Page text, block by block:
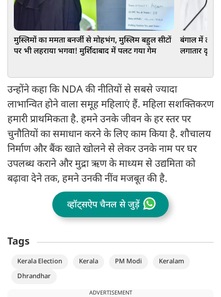
मुस्लिमों का ममता बनर्जी से मोहभंग, मुस्लिम बहुल सीटों
पर भी लहराया भगवा! मुर्शिदाबाद में पलट गया गेम
बंगाल में ढह
लगातार
उन्होंने कहा कि NDA की नीतियों से सबसे ज्यादा
लाभान्वित होने वाला समूह महिलाएं हैं. महिला सशक्तिकरण
हमारी प्राथमिकता है. हमने उनके जीवन के हर स्तर पर
चुनौतियों का समाधान करने के लिए काम किया है. शौचालय
निर्माण और बैंक खाते खोलने से लेकर उनके नाम पर घर
उपलब्ध कराने और मुद्रा ऋण के माध्यम से उद्यमिता को
बढ़ावा देने तक, हमने उनकी नींव मजबूत की है.
व्हॉट्सऐप चैनल से जुड़ें
Tags
Kerala Election Kerala PM Modi
Keralam
Dhrandhar
ADVERTISEMENT